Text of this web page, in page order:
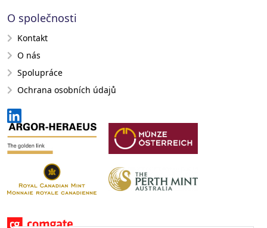
O společnosti
Kontakt
O nás
Spolupráce
Ochrana osobních údajů